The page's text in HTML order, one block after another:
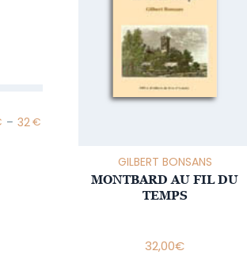
GILBERT BONSANS
MONTBARD AU FIL DU
TEMPS
32,00€
Minimum Price
–
Maximum Price